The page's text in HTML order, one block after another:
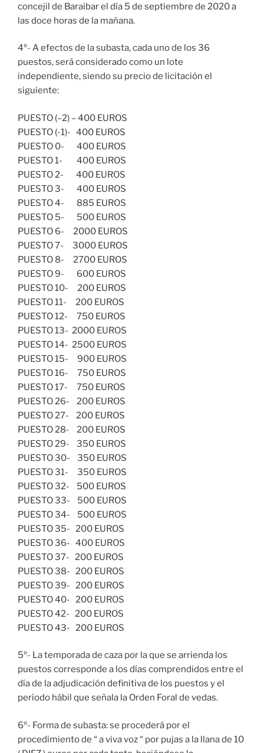
concejil de Baraibar el día 5 de septiembre de 2020 a
las doce horas de la mañana.
4º- A efectos de la subasta, cada uno de los 36
puestos, será considerado como un lote
independiente, siendo su precio de licitación el
siguiente:
PUESTO (–2) – 400 EUROS
PUESTO (-1)- 400 EUROS
PUESTO 0- 400 EUROS
PUESTO 1- 400 EUROS
PUESTO 2- 400 EUROS
PUESTO 3- 400 EUROS
PUESTO 4- 885 EUROS
PUESTO 5- 500 EUROS
PUESTO 6- 2000 EUROS
PUESTO 7- 3000 EUROS
PUESTO 8- 2700 EUROS
PUESTO 9- 600 EUROS
PUESTO 10- 200 EUROS
PUESTO 11- 200 EUROS
PUESTO 12- 750 EUROS
PUESTO 13- 2000 EUROS
PUESTO 14- 2500 EUROS
PUESTO 15- 900 EUROS
PUESTO 16- 750 EUROS
PUESTO 17- 750 EUROS
PUESTO 26- 200 EUROS
PUESTO 27- 200 EUROS
PUESTO 28- 200 EUROS
PUESTO 29- 350 EUROS
PUESTO 30- 350 EUROS
PUESTO 31- 350 EUROS
PUESTO 32- 500 EUROS
PUESTO 33- 500 EUROS
PUESTO 34- 500 EUROS
PUESTO 35- 200 EUROS
PUESTO 36- 400 EUROS
PUESTO 37- 200 EUROS
PUESTO 38- 200 EUROS
PUESTO 39- 200 EUROS
PUESTO 40- 200 EUROS
PUESTO 42- 200 EUROS
PUESTO 43- 200 EUROS
5º- La temporada de caza por la que se arrienda los
puestos corresponde a los días comprendidos entre el
día de la adjudicación definitiva de los puestos y el
período hábil que señala la Orden Foral de vedas.
6º- Forma de subasta: se procederá por el
procedimiento de “ a viva voz “ por pujas a la llana de 10